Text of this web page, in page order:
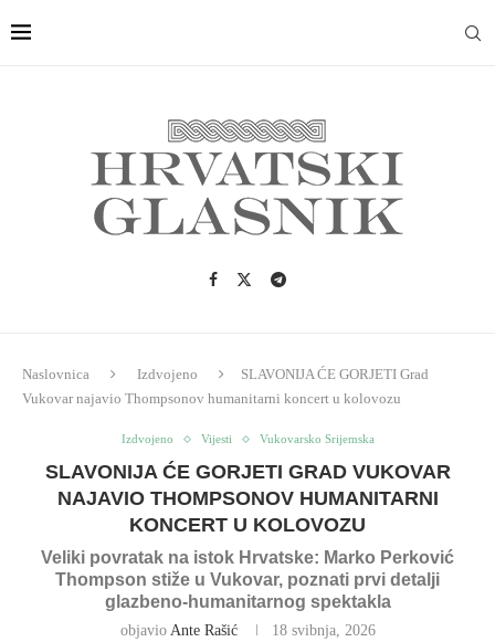
Naslovnica Izdvojeno
SLAVONIJA ĆE GORJETI Grad
Vukovar najavio Thompsonov humanitarni koncert u kolovozu
Izdvojeno Vijesti Vukovarsko Srijemska
SLAVONIJA ĆE GORJETI GRAD VUKOVAR
NAJAVIO THOMPSONOV HUMANITARNI
KONCERT U KOLOVOZU
Veliki povratak na istok Hrvatske: Marko Perković
Thompson stiže u Vukovar, poznati prvi detalji
glazbeno-humanitarnog spektakla
objavio Ante Rašić 18 svibnja, 2026